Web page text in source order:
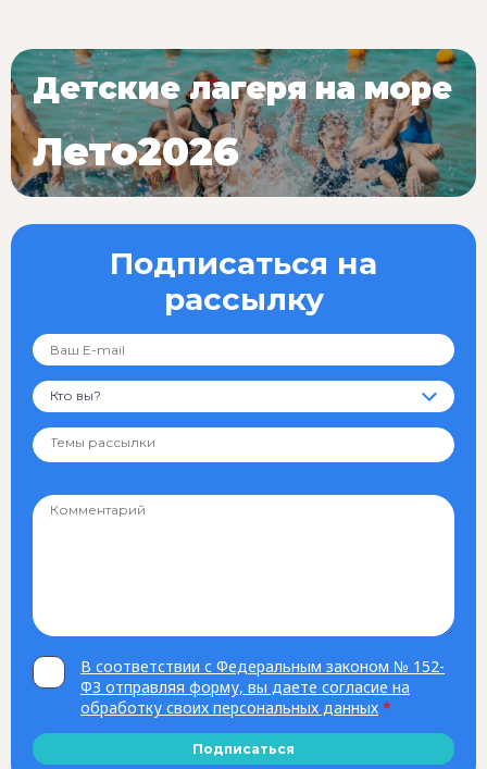
Подписаться на
рассылку
Кто вы?
В соответствии с Федеральным законом № 152-
ФЗ отправляя форму, вы даете согласие на
обработку своих персональных данных *
Подписаться
Детские лагеря на море
Лето2026